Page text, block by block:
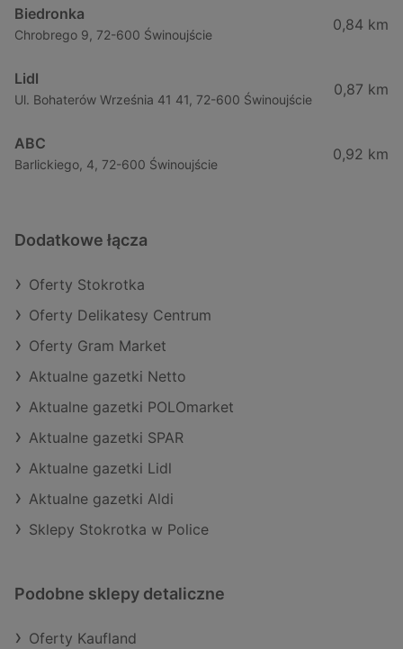
Biedronka
Chrobrego 9, 72-600 Świnoujście
0,84 km
Lidl
Ul. Bohaterów Września 41 41, 72-600 Świnoujście
0,87 km
ABC
Barlickiego, 4, 72-600 Świnoujście
0,92 km
Dodatkowe łącza
Oferty Stokrotka
Oferty Delikatesy Centrum
Oferty Gram Market
Aktualne gazetki Netto
Aktualne gazetki POLOmarket
Aktualne gazetki SPAR
Aktualne gazetki Lidl
Aktualne gazetki Aldi
Sklepy Stokrotka w Police
Podobne sklepy detaliczne
Oferty Kaufland